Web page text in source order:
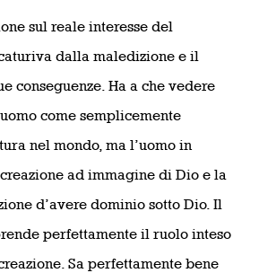
sul reale interesse del
dalla maledizione e il
conseguenze. Ha a che vedere
come semplicemente
nel mondo, ma l’uomo in
ad immagine di Dio e la
d’avere dominio sotto Dio. Il
perfettamente il ruolo inteso
Sa perfettamente bene